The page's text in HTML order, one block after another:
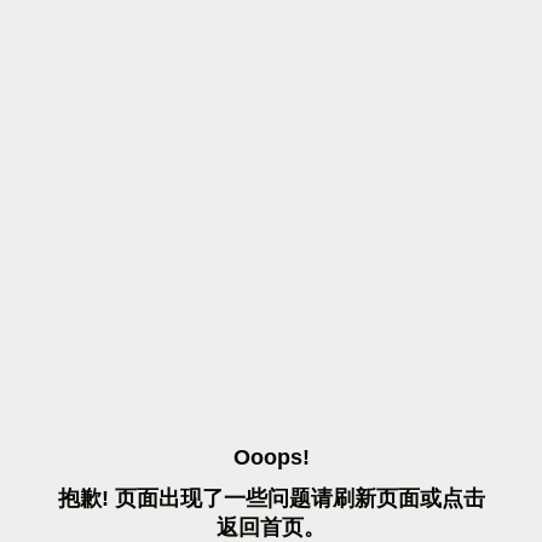
OOOPS!
抱歉! 页面出现了一些问题请刷 新页面或点击
返 回首页。